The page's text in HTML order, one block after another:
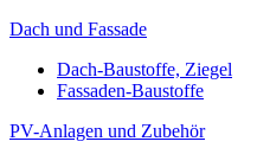
Dach und Fassade
Dach-Baustoffe, Ziegel
Fassaden-Baustoffe
PV-Anlagen und Zubehör